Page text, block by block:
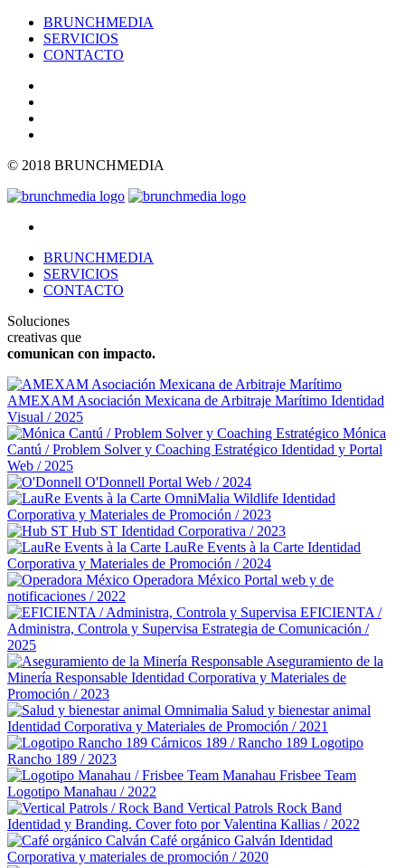
BRUNCHMEDIA
SERVICIOS
CONTACTO
© 2018 BRUNCHMEDIA
BRUNCHMEDIA
SERVICIOS
CONTACTO
Soluciones
creativas que
comunican con impacto.
AMEXAM Asociación Mexicana de Arbitraje Marítimo Identidad
Visual / 2025
Mónica
Cantú / Problem Solver y Coaching Estratégico Identidad y Portal
Web / 2025
O'Donnell Portal Web / 2024
OmniMalia Wildlife Identidad
Corporativa y Materiales de Promoción / 2023
Hub ST Identidad Corporativa / 2023
LauRe Events à la Carte Identidad
Corporativa y Materiales de Promoción / 2024
Operadora México Portal web y de
notificaciones / 2022
EFICIENTA /
Administra, Controla y Supervisa Estrategia de Comunicación /
2025
Aseguramiento de la
Minería Responsable Identidad Corporativa y Materiales de
Promoción / 2023
Omnimalia Salud y bienestar animal
Identidad Corporativa y Materiales de Promoción / 2021
Cárnicos 189 / Rancho 189 Logotipo
Rancho 189 / 2023
Manahau Frisbee Team
Logotipo Manahau / 2022
Vertical Patrols Rock Band
Identidad y Branding. Cover foto por Valentina Kallias / 2022
Café orgánico Galván Identidad
Corporativa y materiales de promoción / 2020